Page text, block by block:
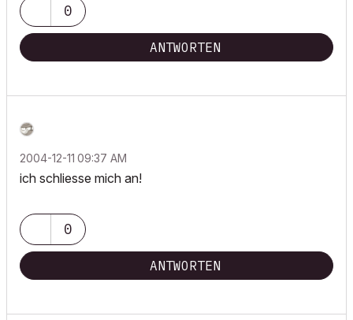
0
ANTWORTEN
‎2004-12-11 09:37 AM
ich schliesse mich an!
0
ANTWORTEN